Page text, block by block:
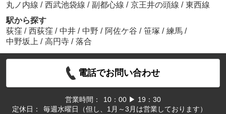
丸ノ内線 / 西武池袋線 / 副都心線 / 京王井の頭線 / 東西線
駅から探す
荻窪 / 西荻窪 / 中井 / 中野 / 阿佐ケ谷 / 笹塚 / 練馬 /
中野坂上 / 高円寺 / 落合
電話でお問い合わせ
営業時間：
10：00 ▶ 19：30
定休日：
毎週水曜日（但し、1月～3月は営業しております）